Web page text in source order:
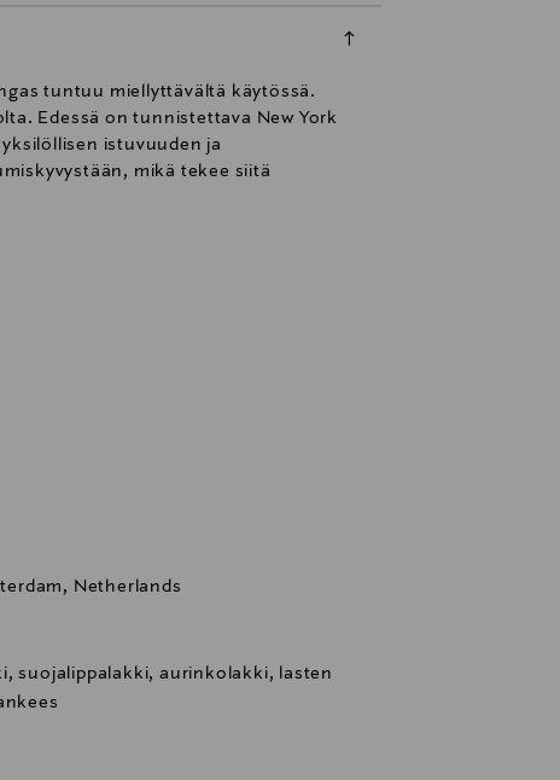
tuntuu miellyttävältä käytössä.
Edessä on tunnistettava New York
istuvuuden ja
mikä tekee siitä
Netherlands
suojalippalakki, aurinkolakki, lasten